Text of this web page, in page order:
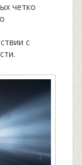
четко
с